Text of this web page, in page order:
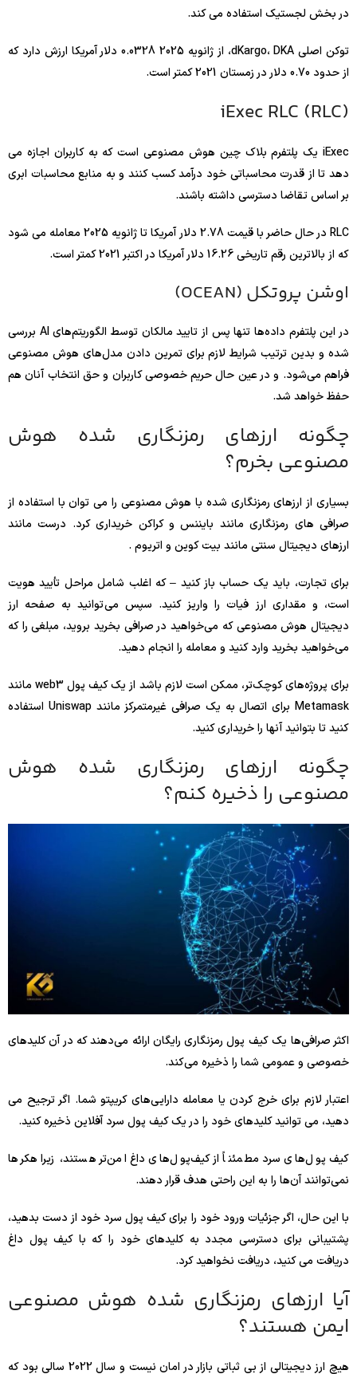
در بخش لجستیک استفاده می کند.
توکن اصلی dKargo، DKA، از ژانویه 2025 0.0328 دلار آمریکا ارزش دارد که
از حدود 0.70 دلار در زمستان 2021 کمتر است.
iExec RLC (RLC)
iExec یک پلتفرم بلاک چین هوش مصنوعی است که به کاربران اجازه می
دهد تا از قدرت محاسباتی خود درآمد کسب کنند و به منابع محاسبات ابری
بر اساس تقاضا دسترسی داشته باشند.
RLC در حال حاضر با قیمت 2.78 دلار آمریکا تا ژانویه 2025 معامله می شود
که از بالاترین رقم تاریخی 16.26 دلار آمریکا در اکتبر 2021 کمتر است.
اوشن پروتکل (OCEAN)
در این پلتفرم داده‌ها تنها پس از تایید مالکان توسط الگوریتم‌های AI بررسی
شده و بدین ترتیب شرایط لازم برای تمرین دادن مدل‌های هوش مصنوعی
فراهم می‌شود. و در عین حال حریم خصوصی کاربران و حق انتخاب آنان هم
حفظ خواهد شد.
چگونه ارزهای رمزنگاری شده هوش
مصنوعی بخرم؟
بسیاری از ارزهای رمزنگاری شده با هوش مصنوعی را می توان با استفاده از
صرافی های رمزنگاری مانند بایننس و کراکن خریداری کرد. درست مانند
ارزهای دیجیتال سنتی مانند بیت کوین و اتریوم .
برای تجارت، باید یک حساب باز کنید – که اغلب شامل مراحل تأیید هویت
است، و مقداری ارز فیات را واریز کنید. سپس می‌توانید به صفحه ارز
دیجیتال هوش مصنوعی که می‌خواهید در صرافی بخرید بروید، مبلغی را که
می‌خواهید بخرید وارد کنید و معامله را انجام دهید.
برای پروژه‌های کوچک‌تر، ممکن است لازم باشد از یک کیف پول web3 مانند
Metamask برای اتصال به یک صرافی غیرمتمرکز مانند Uniswap استفاده
کنید تا بتوانید آنها را خریداری کنید.
چگونه ارزهای رمزنگاری شده هوش
مصنوعی را ذخیره کنم؟
اکثر صرافی‌ها یک کیف پول رمزنگاری رایگان ارائه می‌دهند که در آن کلیدهای
خصوصی و عمومی شما را ذخیره می‌کند.
اعتبار لازم برای خرج کردن یا معامله دارایی‌های کریپتو شما. اگر ترجیح می
دهید، می توانید کلیدهای خود را در یک کیف پول سرد آفلاین ذخیره کنید.
کیف پول‌های سرد مطمئناً از کیف‌پول‌های داغ امن‌تر هستند، زیرا هکرها
نمی‌توانند آن‌ها را به این راحتی هدف قرار دهند.
با این حال، اگر جزئیات ورود خود را برای کیف پول سرد خود از دست بدهید،
پشتیبانی برای دسترسی مجدد به کلیدهای خود را که با کیف پول داغ
دریافت می کنید، دریافت نخواهید کرد.
آیا ارزهای رمزنگاری شده هوش مصنوعی
ایمن هستند؟
هیچ ارز دیجیتالی از بی ثباتی بازار در امان نیست و سال 2022 سالی بود که